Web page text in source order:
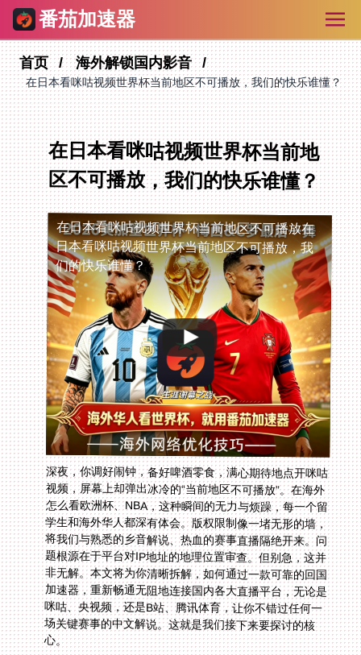
番茄加速器
首页 海外解锁国内影音
在日本看咪咕视频世界杯当前地区不可播放，我们的快乐谁懂？
在日本看咪咕视频世界杯当前地
区不可播放，我们的快乐谁懂？
在日本看咪咕视频世界杯当前地区不可播放在
日本看咪咕视频世界杯当前地区不可播放，我
们的快乐谁懂？
深夜，你调好闹钟，备好啤酒零食，满心期待地点开咪咕
视频，屏幕上却弹出冰冷的“当前地区不可播放”。在海外
怎么看欧洲杯、NBA，这种瞬间的无力与烦躁，每一个留
学生和海外华人都深有体会。版权限制像一堵无形的墙，
将我们与熟悉的乡音解说、热血的赛事直播隔绝开来。问
题根源在于平台对IP地址的地理位置审查。但别急，这并
非无解。本文将为你清晰拆解，如何通过一款可靠的回国
加速器，重新畅通无阻地连接国内各大直播平台，无论是
咪咕、央视频，还是B站、腾讯体育，让你不错过任何一
场关键赛事的中文解说。这就是我们接下来要探讨的核
心。